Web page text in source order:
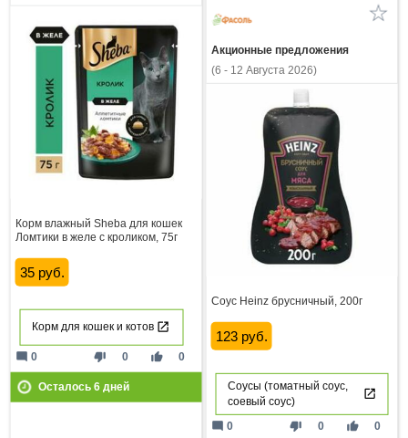
Корм влажный Sheba для кошек
Ломтики в желе с кроликом, 75г
35 руб.
Корм для кошек и котов
thumb_down 0 thumb_up 0
mode_comment 0
Осталось 6дней
Акционные предложения
(6 - 12 Августа 2026)
Соус Heinz брусничный, 200г
123 руб.
Соусы (томатный соус,
соевый соус)
thumb_down 0 thumb_up 0
mode_comment 0